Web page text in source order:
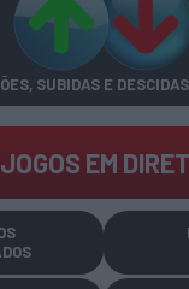
SUBIDAS E DESCIDAS
JOGOS EM